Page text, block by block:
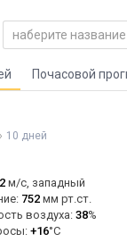
Почасовой
10 дней
2 м/с, западный
752 мм рт.ст.
воздуха:38%
+16°C